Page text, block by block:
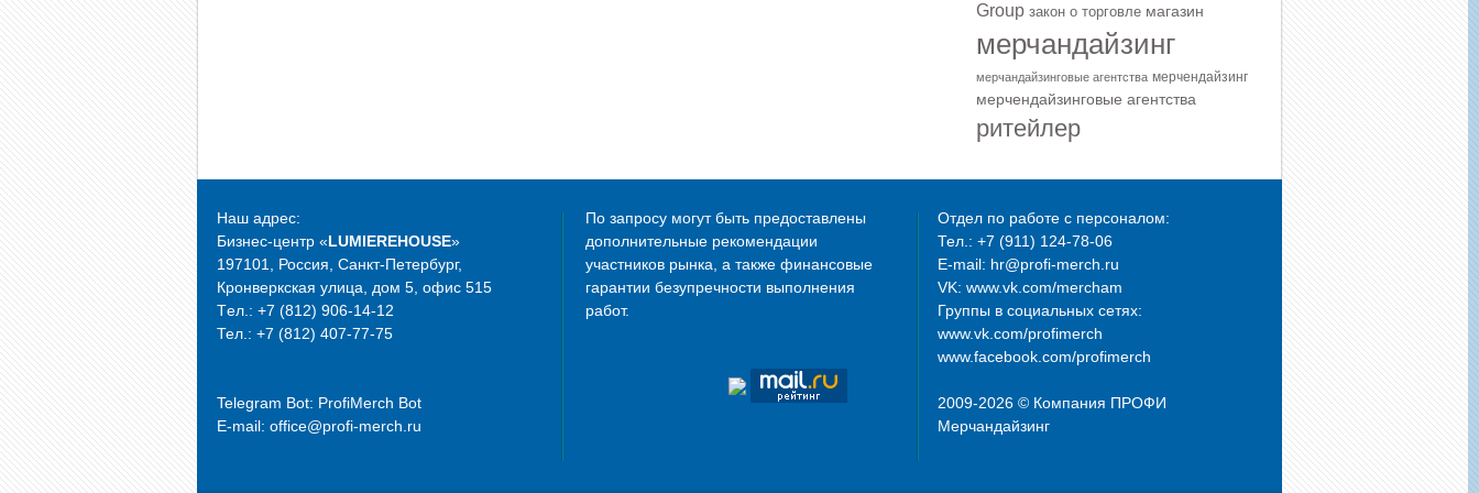
Group закон о торговле магазин
мерчандайзинг
мерчандайзинговые агентства мерчендайзинг
мерчендайзинговые агентства
ритейлер
Наш адрес:
Бизнес-центр «LUMIEREHOUSE»
197101, Россия, Санкт-Петербург,
Кронверкская улица, дом 5, офис 515
Tел.: +7 (812) 906-14-12
Тел.: +7 (812) 407-77-75
Telegram Bot: ProfiMerch Bot
E-mail: office@profi-merch.ru
По запросу могут быть предоставлены
дополнительные рекомендации
участников рынка, а также финансовые
гарантии безупречности выполнения
работ.
Отдел по работе с персоналом:
Тел.: +7 (911) 124-78-06
E-mail: hr@profi-merch.ru
VK: www.vk.com/mercham
Группы в социальных сетях:
www.vk.com/profimerch
www.facebook.com/profimerch
2009-2026 © Компания ПРОФИ
Мерчандайзинг